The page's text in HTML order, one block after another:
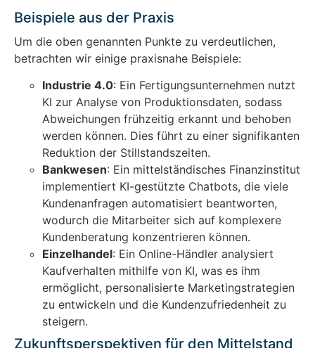
Beispiele aus der Praxis
Um die oben genannten Punkte zu verdeutlichen,
betrachten wir einige praxisnahe Beispiele:
Industrie 4.0: Ein Fertigungsunternehmen nutzt
KI zur Analyse von Produktionsdaten, sodass
Abweichungen frühzeitig erkannt und behoben
werden können. Dies führt zu einer signifikanten
Reduktion der Stillstandszeiten.
Bankwesen: Ein mittelständisches Finanzinstitut
implementiert KI-gestützte Chatbots, die viele
Kundenanfragen automatisiert beantworten,
wodurch die Mitarbeiter sich auf komplexere
Kundenberatung konzentrieren können.
Einzelhandel: Ein Online-Händler analysiert
Kaufverhalten mithilfe von KI, was es ihm
ermöglicht, personalisierte Marketingstrategien
zu entwickeln und die Kundenzufriedenheit zu
steigern.
Zukunftsperspektiven für den Mittelstand